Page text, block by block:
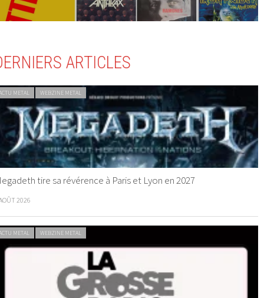
ARTICLES
METAL WEBZINE METAL
tire sa révérence à Paris et Lyon en 2027
2026
METAL WEBZINE METAL